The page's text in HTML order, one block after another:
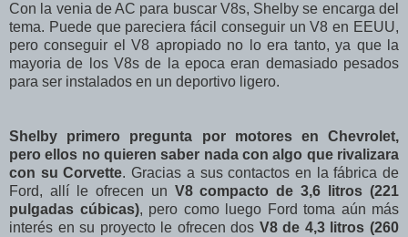
Con la venia de AC para buscar V8s, Shelby se encarga del
tema. Puede que pareciera fácil conseguir un V8 en EEUU,
pero conseguir el V8 apropiado no lo era tanto, ya que la
mayoria de los V8s de la epoca eran demasiado pesados
para ser instalados en un deportivo ligero.
Shelby primero pregunta por motores en Chevrolet,
pero ellos no quieren saber nada con algo que rivalizara
con su Corvette. Gracias a sus contactos en la fábrica de
Ford, allí le ofrecen un V8 compacto de 3,6 litros (221
pulgadas cúbicas), pero como luego Ford toma aún más
interés en su proyecto le ofrecen dos V8 de 4,3 litros (260